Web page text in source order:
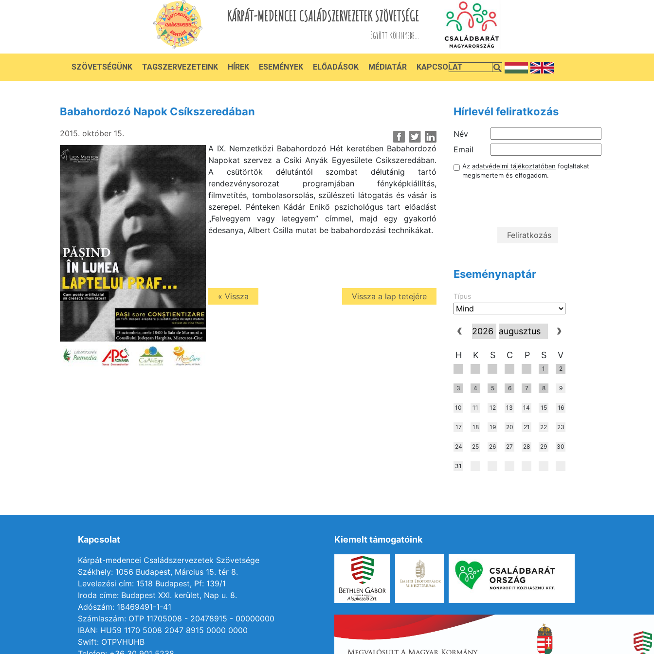
KÁRPÁT-MEDENCEI CSALÁDSZERVEZETEK SZÖVETSÉGE
Együtt könnyebb...
SZÖVETSÉGÜNK TAGSZERVEZETEINK HÍREK ESEMÉNYEK ELŐADÁSOK MÉDIATÁR KAPCSOLAT
Babahordozó Napok Csíkszeredában
2015. október 15.
A IX. Nemzetközi Babahordozó Hét keretében Babahordozó
Napokat szervez a Csíki Anyák Egyesülete Csíkszeredában.
A csütörtök délutántól szombat délutánig tartó
rendezvénysorozat programjában fényképkiállítás,
filmvetítés, tombolasorsolás, szülészeti látogatás és vásár is
szerepel. Pénteken Kádár Enikő pszichológus tart előadást
„Felvegyem vagy letegyem” címmel, majd egy gyakorló
édesanya, Albert Csilla mutat be babahordozási technikákat.
« Vissza Vissza a lap tetejére
Hírlevél feliratkozás
Név
Email
Az adatvédelmi tájékoztatóban foglaltakat
megismertem és elfogadom.
Eseménynaptár
Típus
H K S C P S V
1 2
3 4 5 6 7 8 9
10 11 12 13 14 15 16
17 18 19 20 21 22 23
24 25 26 27 28 29 30
31
Kapcsolat
Kárpát-medencei Családszervezetek Szövetsége
Székhely: 1056 Budapest, Március 15. tér 8.
Levelezési cím: 1518 Budapest, Pf: 139/1
Iroda címe: Budapest XXI. kerület, Nap u. 8.
Adószám: 18469491-1-41
Számlaszám: OTP 11705008 - 20478915 - 00000000
IBAN: HU59 1170 5008 2047 8915 0000 0000
Swift: OTPVHUHB
Kiemelt támogatóink